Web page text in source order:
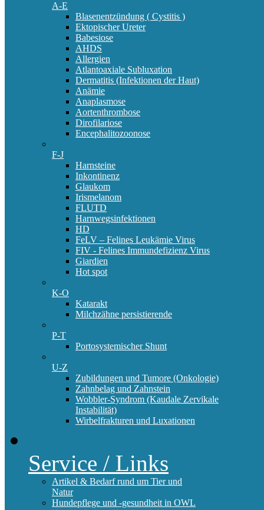
A-E
Blasenentzündung ( Cystitis )
Ektopischer Ureter
Babesiose
AHDS
Allergien
Atlantoaxiale Subluxation
Dermatitis (Infektionen der Haut)
Anämie
Anaplasmose
Aortenthrombose
Dirofilariose
Encephalitozoonose
F-J
Harnsteine
Inkontinenz
Glaukom
Irismelanom
FLUTD
Harnwegsinfektionen
HD
FeLV – Felines Leukämie Virus
FIV - Felines Immundefizienz Virus
Giardien
Hot spot
K-O
Katarakt
Milchzähne persistierende
P-T
Portosystemischer Shunt
U-Z
Zubildungen und Tumore (Onkologie)
Zahnbelag und Zahnstein
Wobbler-Syndrom (Kaudale Zervikale
Instabilität)
Wirbelfrakturen und Luxationen
Service / Links
Artikel & Bedarf rund um Tier und
Natur
Hundepflege und -gesundheit in OWL